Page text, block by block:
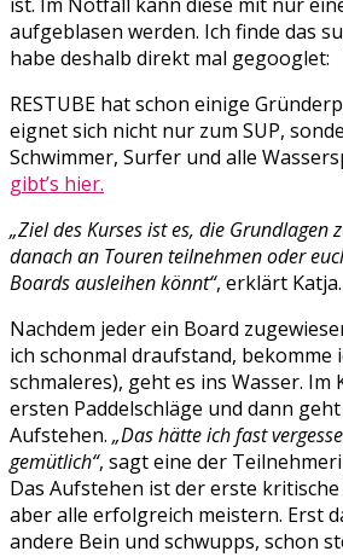
ist. Im Notfall kann diese mit nur
aufgeblasen werden. Ich finde das
habe deshalb direkt mal gegooglet:
RESTUBE hat schon einige
eignet sich nicht nur zum SUP,
Schwimmer, Surfer und alle
gibt’s hier.
„Ziel des Kurses ist es, die Grundlagen
danach an Touren teilnehmen oder
Boards ausleihen könnt“, erklärt
Nachdem jeder ein Board
ich schonmal draufstand, bekomme
schmaleres), geht es ins Wasser. Im
ersten Paddelschläge und dann
Aufstehen.„Das hätte ich fast
gemütlich“, sagt eine der
Das Aufstehen ist der erste
aber alle erfolgreich meistern. Erst
andere Bein und schwupps, schon